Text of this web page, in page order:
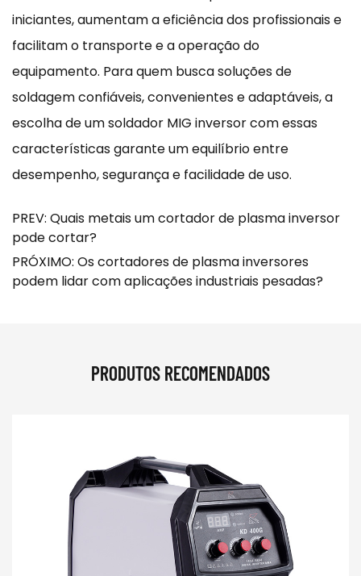
iniciantes, aumentam a eficiência dos profissionais e
facilitam o transporte e a operação do
equipamento. Para quem busca soluções de
soldagem confiáveis, convenientes e adaptáveis, a
escolha de um soldador MIG inversor com essas
características garante um equilíbrio entre
desempenho, segurança e facilidade de uso.
PREV: Quais metais um cortador de plasma inversor
pode cortar?
PRÓXIMO: Os cortadores de plasma inversores
podem lidar com aplicações industriais pesadas?
PRODUTOS RECOMENDADOS